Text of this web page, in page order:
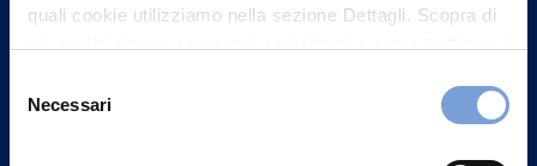
quali cookie utilizziamo nella sezione Dettagli. Scopra di
può trovare nel footer del sito nella sezione "Informativa
delNecessari
un nostro Agente.